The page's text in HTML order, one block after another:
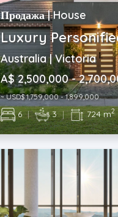
Продажа | House
Luxury
Australia | Victoria
A$ 2,500,000 -
~ USD$ 1,759,000 - 1,899,000
6 | 3 | 724 m2